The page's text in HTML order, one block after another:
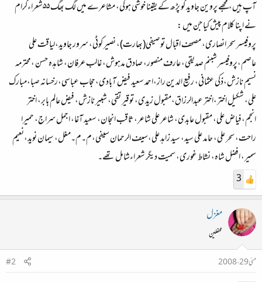
آپ ہیں، مجھے پروین جاوید کو پڑھ کے یقینا خوشی ہوگی، مشاعرے میں لگ بھگ ۵۵شعراءکرام
نے اپنا کلام پیش کیا جن میں :
پروفیسر سحر انصاری، مصحف اقبال توصیفی(بھارت)، نصیر کوٹی، سرور جاوید،لیاقت علی
عاصم،پروفیسر شبنم صدیقی، عارف منصور، صادق مدہوش، غالب عرفان، شاہدہ حسن ،محترمہ
نسیم نازش،ذکی عثمانی، رفیع الدین راز،احمد سعید فیض آبادی،حجاب عباسی،رخسانہ صبا،مبارک
علی، شکیل اختر،اختر عبدالرزاق،مقبول زیدی، توقیر تقی، شبیر نازش، فیض عالم بابر، اختر
انجم،فیاض علی، مقبول عابدی، شاعر علی شاعر، ثاقب انجان، سعید آغا، اجمل سراج، حمیرا
راحت، سحر علی، حامد علی سید، سید زاہد علی،سیف الرحمان سیفی،م۔م۔مغل، سیمان نوید،نعیم
سمیر، افضل شاہ، نشاط غوری، سمیت دیگر شعراءشامل تھے۔
3
مغزل
محفلین
مئی 29، 2008
#2